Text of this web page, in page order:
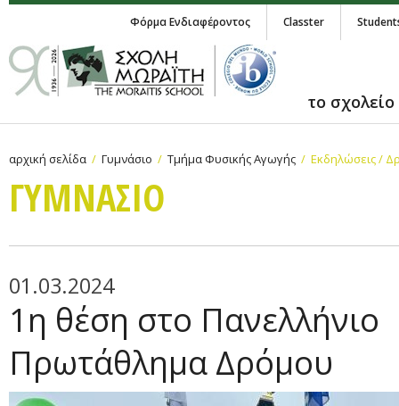
Φόρμα Ενδιαφέροντος Classter
το σχολείο
αρχική σελίδα Γυμνάσιο Τμήμα Φυσικής Αγωγής Εκδηλώσεις /
ΓΥΜΝAΣΙΟ
01.03.2024
1η θέση στο Πανελλήνιο
Πρωτάθλημα Δρόμου